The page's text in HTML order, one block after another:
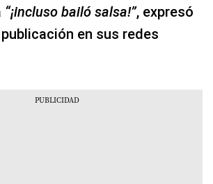
“¡incluso bailó salsa!”, expresó
en sus redes